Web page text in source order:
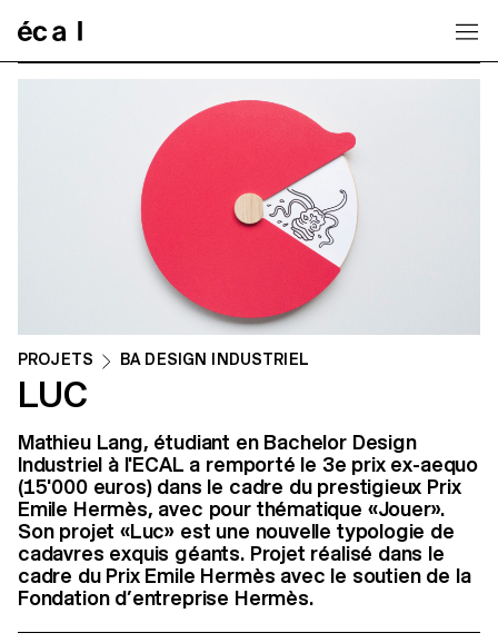
PROJETS BA DESIGN INDUSTRIEL
LUC
Mathieu Lang, étudiant en Bachelor Design
Industriel à l'ECAL a remporté le 3e prix ex-aequo
(15'000 euros) dans le cadre du prestigieux Prix
Emile Hermès, avec pour thématique «Jouer».
Son projet «Luc» est une nouvelle typologie de
cadavres exquis géants. Projet réalisé dans le
cadre du Prix Emile Hermès avec le soutien de la
Fondation d’entreprise Hermès.